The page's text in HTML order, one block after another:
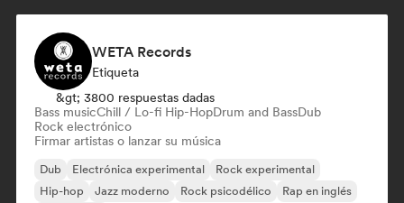
WETA Records
Etiqueta
&gt; 3800 respuestas dadas
Bass musicChill / Lo-fi Hip-HopDrum and BassDub
Rock electrónico
Firmar artistas o lanzar su música
Dub Electrónica experimental
Rock experimental
Hip-hop
Jazz moderno Rock psicodélico
Rap en inglés